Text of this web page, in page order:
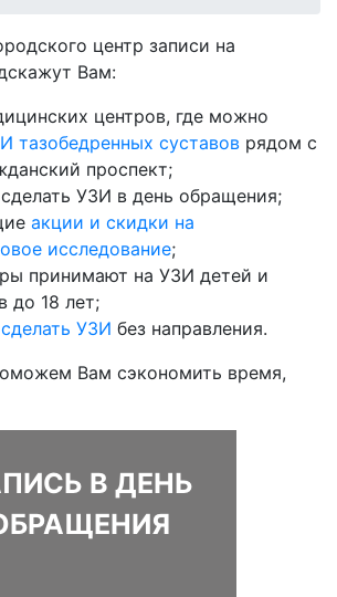
центр записи на
Вам:
центров, где можно
тазобедренных суставов рядом с
проспект;
УЗИ в день обращения;
акции и скидки на
исследование;
принимают на УЗИ детей и
до 18 лет;
сделать УЗИ без направления.
Вам сэкономить время,
В ДЕНЬ